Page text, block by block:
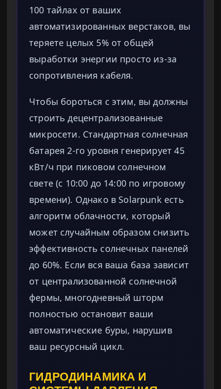
100 тайлах от ваших
автоматизированных верстаков, вы
теряете целых 5% от общей
выработки энергии просто из-за
сопротивления кабеля.
Чтобы бороться с этим, вы должны
строить децентрализованные
микросети. Стандартная солнечная
батарея 2-го уровня генерирует 45
кВт/ч при пиковом солнечном
свете (с 10:00 до 14:00 по игровому
времени). Однако в Solarpunk есть
алгоритм облачности, который
может случайным образом снизить
эффективность солнечных панелей
до 60%. Если вся ваша база зависит
от централизованной солнечной
фермы, многодневный шторм
полностью остановит ваши
автоматические буры, нарушив
ваш ресурсный цикл.
ГИДРОДИНАМИКА И